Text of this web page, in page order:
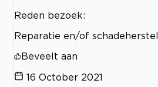
Reden bezoek:
Reparatie en/of schadeherstel
Beveelt aan
16 October 2021